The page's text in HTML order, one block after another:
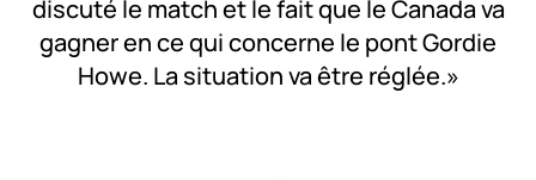
discuté le match et le fait que le Canada va
gagner en ce qui concerne le pont Gordie
Howe. La situation va être réglée.»